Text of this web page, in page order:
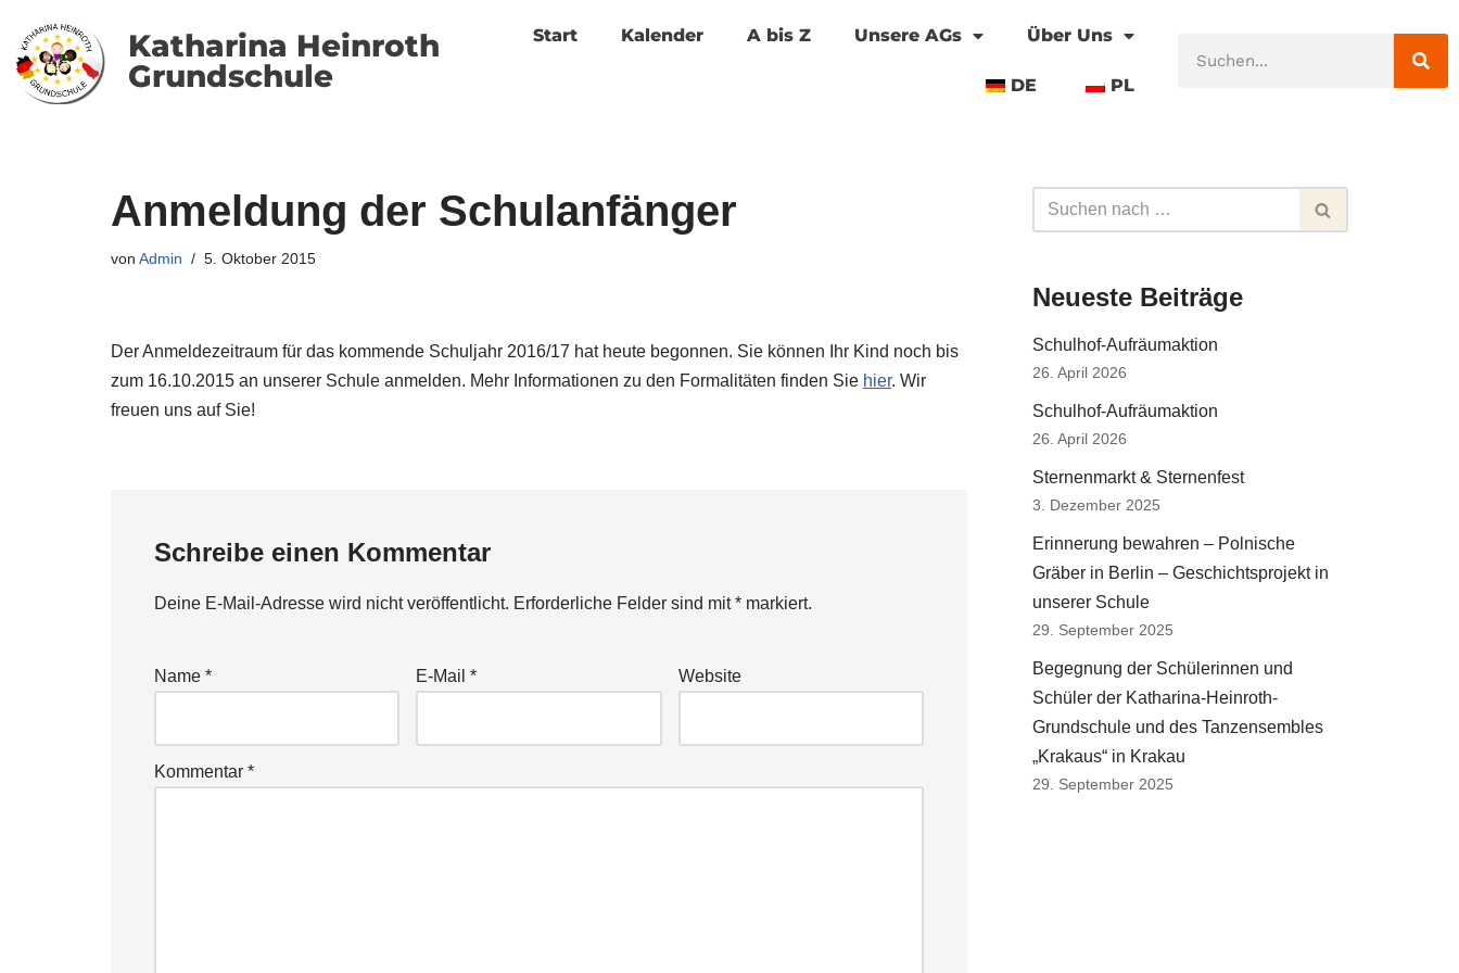
Zum
Inhalt
Katharina Heinroth
Grundschule
Start Kalender A bis Z Unsere AGs Über Uns
DE PL
Anmeldung der Schulanfänger
von Admin 5. Oktober 2015
Der Anmeldezeitraum für das kommende Schuljahr 2016/17 hat heute begonnen. Sie können Ihr Kind noch bis
zum 16.10.2015 an unserer Schule anmelden. Mehr Informationen zu den Formalitäten finden Sie hier. Wir
freuen uns auf Sie!
Schreibe einen Kommentar
Deine E-Mail-Adresse wird nicht veröffentlicht. Erforderliche Felder sind mit* markiert.
Name * E-Mail* Website
Kommentar *
Neueste Beiträge
Schulhof-Aufräumaktion
26. April 2026
Schulhof-Aufräumaktion
26. April 2026
Sternenmarkt & Sternenfest
3. Dezember 2025
Erinnerung bewahren – Polnische
Gräber in Berlin – Geschichtsprojekt in
unserer Schule
29. September 2025
Begegnung der Schülerinnen und
Schüler der Katharina-Heinroth-
Grundschule und des Tanzensembles
„Krakaus“ in Krakau
29. September 2025